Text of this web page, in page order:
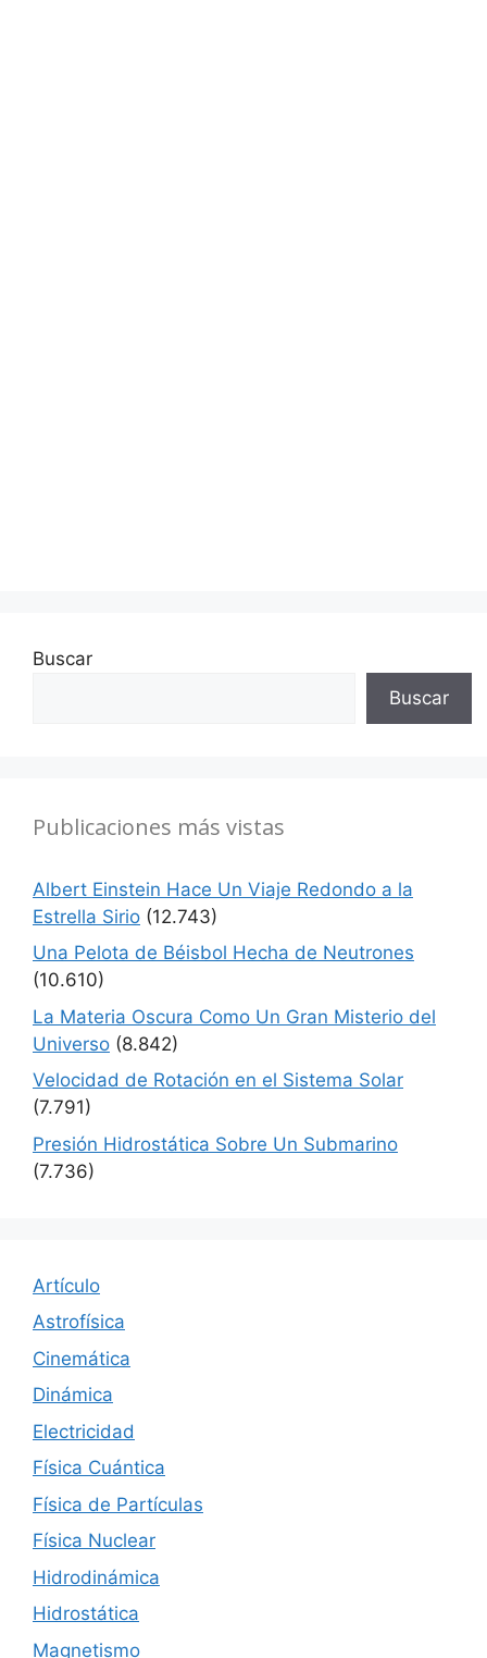
Buscar
Buscar
Publicaciones más vistas
Albert Einstein Hace Un Viaje Redondo a la
Estrella Sirio (12.743)
Una Pelota de Béisbol Hecha de Neutrones
(10.610)
La Materia Oscura Como Un Gran Misterio del
Universo (8.842)
Velocidad de Rotación en el Sistema Solar
(7.791)
Presión Hidrostática Sobre Un Submarino
(7.736)
Artículo
Astrofísica
Cinemática
Dinámica
Electricidad
Física Cuántica
Física de Partículas
Física Nuclear
Hidrodinámica
Hidrostática
Magnetismo